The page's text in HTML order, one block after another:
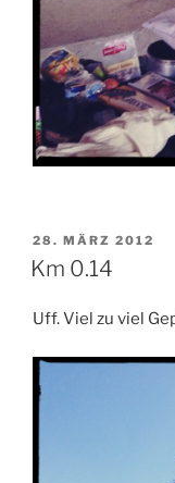
VERÖFFENTLICHT
AM
28. MÄRZ 2012
Km 0.14
Uff. Viel zu viel